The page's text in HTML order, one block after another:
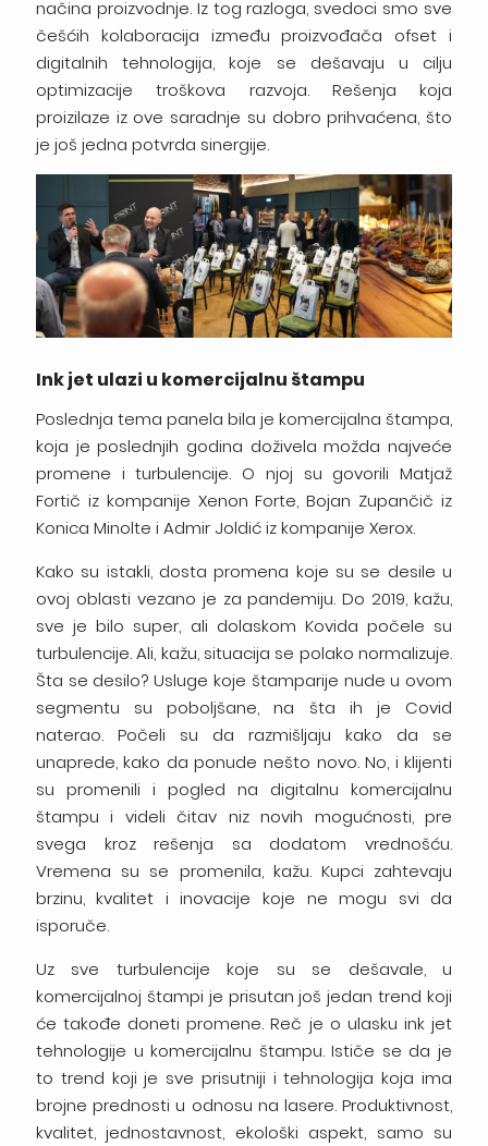
načina proizvodnje. Iz tog razloga, svedoci smo sve
češćih kolaboracija između proizvođača ofset i
digitalnih tehnologija, koje se dešavaju u cilju
optimizacije troškova razvoja. Rešenja koja
proizilaze iz ove saradnje su dobro prihvaćena, što
je još jedna potvrda sinergije.
Ink jet ulazi u komercijalnu štampu
Poslednja tema panela bila je komercijalna štampa,
koja je poslednjih godina doživela možda najveće
promene i turbulencije. O njoj su govorili Matjaž
Fortič iz kompanije Xenon Forte, Bojan Zupančič iz
Konica Minolte i Admir Joldić iz kompanije Xerox.
Kako su istakli, dosta promena koje su se desile u
ovoj oblasti vezano je za pandemiju. Do 2019, kažu,
sve je bilo super, ali dolaskom Kovida počele su
turbulencije. Ali, kažu, situacija se polako normalizuje.
Šta se desilo? Usluge koje štamparije nude u ovom
segmentu su poboljšane, na šta ih je Covid
naterao. Počeli su da razmišljaju kako da se
unaprede, kako da ponude nešto novo. No, i klijenti
su promenili i pogled na digitalnu komercijalnu
štampu i videli čitav niz novih mogućnosti, pre
svega kroz rešenja sa dodatom vrednošću.
Vremena su se promenila, kažu. Kupci zahtevaju
brzinu, kvalitet i inovacije koje ne mogu svi da
isporuče.
Uz sve turbulencije koje su se dešavale, u
komercijalnoj štampi je prisutan još jedan trend koji
će takođe doneti promene. Reč je o ulasku ink jet
tehnologije u komercijalnu štampu. Ističe se da je
to trend koji je sve prisutniji i tehnologija koja ima
brojne prednosti u odnosu na lasere. Produktivnost,
kvalitet, jednostavnost, ekološki aspekt, samo su